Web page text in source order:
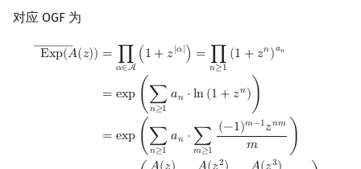
对应 OGF 为
―――
Exp(𝐴(𝑧)) = ∏
𝛼∈A
(1 +𝑧|𝛼|) = ∏
𝑛≥1
(1 +𝑧𝑛)𝑎𝑛
= exp ( ∑
𝑛≥1
𝑎𝑛 ⋅ ln(1 +𝑧𝑛) )
= exp ( ∑
𝑛≥1
𝑎𝑛 ⋅ ∑
𝑚≥1
(−1)𝑚−1𝑧𝑛𝑚
𝑚
)
2 3
Exp―(A(z))=∏α∈ A( + | α |) =∏ n≥1( +z n a n= exp(∑n≥